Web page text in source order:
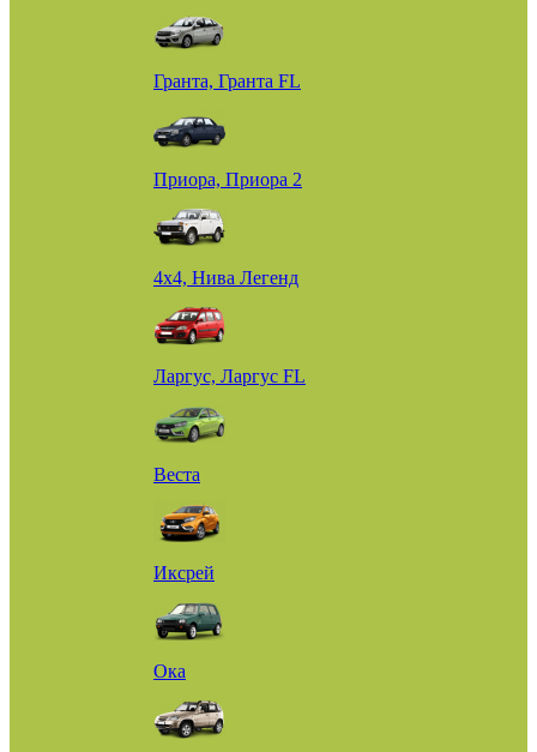
Гранта, Гранта FL
Приора, Приора 2
4х4, Нива Легенд
Ларгус, Ларгус FL
Веста
Иксрей
Ока